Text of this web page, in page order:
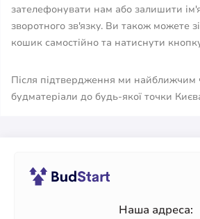
зателефонувати нам або залишити
зворотного зв'язку. Ви також можете
кошик самостійно та натиснути
Після підтвердження ми найближчим
будматеріали до будь-якої точки
Наша адреса: